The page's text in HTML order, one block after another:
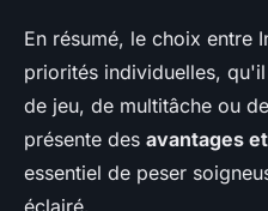
En résumé, le choix entre
priorités individuelles,
de jeu, de multitâche ou
présente des avantages
essentiel de peser